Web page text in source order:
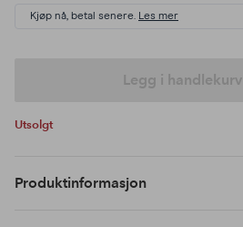
Kjøp nå, betal senere. Les mer
Legg i handlekurv
Utsolgt
Produktinformasjon